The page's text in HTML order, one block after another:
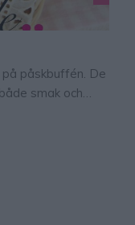
påskbuffén. De
smak och